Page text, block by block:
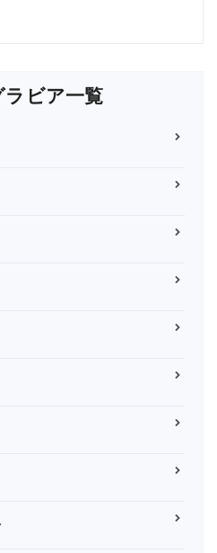
ラビア一覧